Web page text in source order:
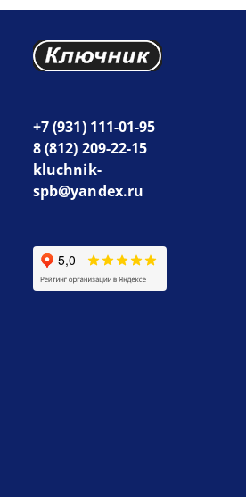
+7 (931) 111-01-95
8 (812) 209-22-15
kluchnik-
spb@yandex.ru